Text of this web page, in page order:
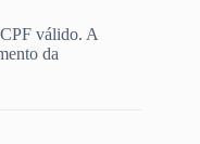
válido. A
da